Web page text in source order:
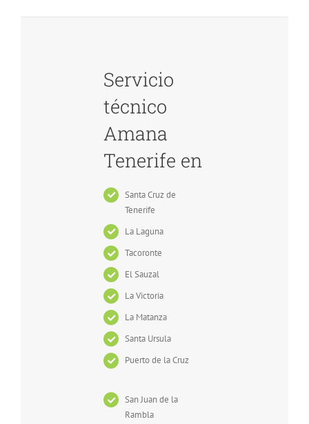
Servicio
técnico
Amana
Tenerife en
Santa Cruz de
Tenerife
La Laguna
Tacoronte
El Sauzal
La Victoria
La Matanza
Santa Ursula
Puerto de la Cruz
San Juan de la
Rambla